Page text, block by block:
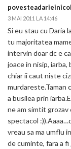
3 MAI 2011 LA 14:46
Si eu stau cu Daria
tu majoritatea
intervin doar dc e
joace in nisip, iarba,
chiar ii caut niste
murdareste.Taman
a busilea prin
ne am simtit
spectacol
vreau sa ma umflu
de cuminte, fara a fi